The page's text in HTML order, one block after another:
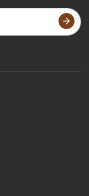
arrow_forward